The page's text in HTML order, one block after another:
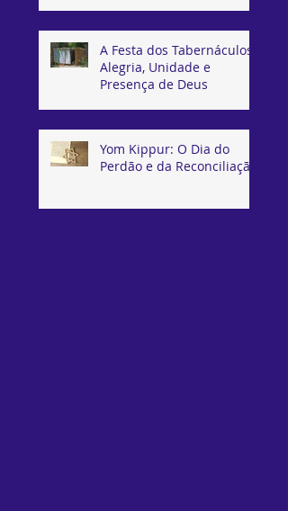
A Festa dos Tabernáculos:
Alegria, Unidade e
Presença de Deus
Yom Kippur: O Dia do
Perdão e da Reconciliação